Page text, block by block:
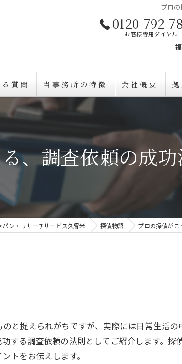
プロ
0120-792-
お客様専用ダイヤル
質問 当事務所の特徴
浮気調査
素行調査
人探し
筑後地区専門 浮気調査 ジャパン・リサー
久留米市であなたの不安を“確かな証拠”で
筑紫野市で浮気調査を頼むならジャパン・
会社概要
、調査依頼の成
ン・リサーチサービス久留米 探偵物語 プロの探偵がこ
と捉えられがちですが、実際には日常生活の
する調査依頼の法則としてご紹介します。探
トをお伝えします。